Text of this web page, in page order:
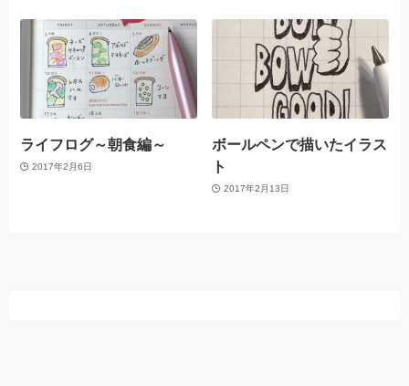
ライフログ～朝食編～
2017年2月6日
ボールペンで描いたイラス
ト
2017年2月13日